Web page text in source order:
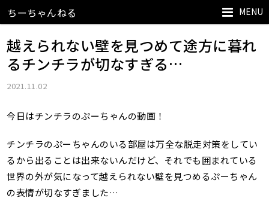
MENU
ちーちゃんねる
越えられない壁を見つめて途方に暮れ
るチンチラが切なすぎる…
2021.11.02
今日はチンチラのぷーちゃんの動画！
チンチラのぷーちゃんのいる部屋は万全な脱走対策をしてい
るから出ることは出来ないんだけど、それでも囲まれている
世界の外が気になって越えられない壁を見つめるぷーちゃん
の表情が切なすぎました…